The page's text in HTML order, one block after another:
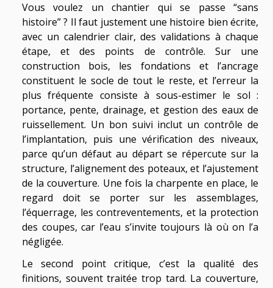
Vous voulez un chantier qui se passe “sans
histoire” ? Il faut justement une histoire bien écrite,
avec un calendrier clair, des validations à chaque
étape, et des points de contrôle. Sur une
construction bois, les fondations et l’ancrage
constituent le socle de tout le reste, et l’erreur la
plus fréquente consiste à sous-estimer le sol :
portance, pente, drainage, et gestion des eaux de
ruissellement. Un bon suivi inclut un contrôle de
l’implantation, puis une vérification des niveaux,
parce qu’un défaut au départ se répercute sur la
structure, l’alignement des poteaux, et l’ajustement
de la couverture. Une fois la charpente en place, le
regard doit se porter sur les assemblages,
l’équerrage, les contreventements, et la protection
des coupes, car l’eau s’invite toujours là où on l’a
négligée.
Le second point critique, c’est la qualité des
finitions, souvent traitée trop tard. La couverture,